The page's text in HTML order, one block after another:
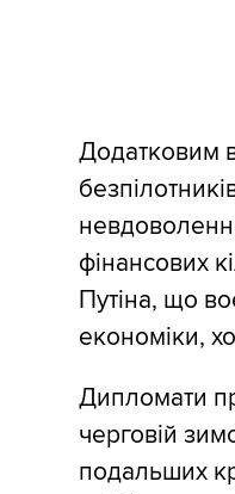
Додатковим
фінансових
Путіна, що
економіки,
Дипломати
черговій
подальших